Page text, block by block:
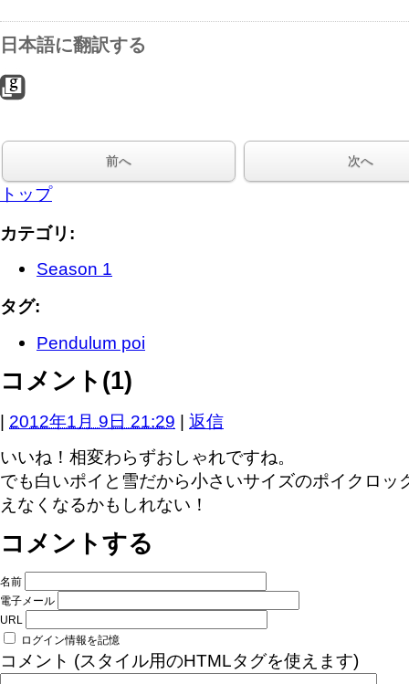
日本語に翻訳する
前へ 次へ
トップ
カテゴリ :
Season 1
タグ:
Pendulum poi
コメント(1)
| 2012年1月 9日 21:29 | 返信
いいね！相変わらずおしゃれですね。
でも白いポイと雪だから小さいサイズのポイクロッ
えなくなるかもしれない！
コメントする
名前
電子メール
URL
ログイン情報を記憶
コメント (スタイル用のHTMLタグを使えます)